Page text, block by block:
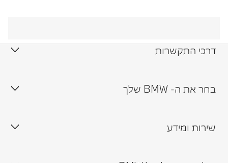
דרכי התקשרות
צור קשר
תיאום פגישה עם נציג
בחר את ה- BMW שלך
זמינות רכבים במלאי
שירות ומידע